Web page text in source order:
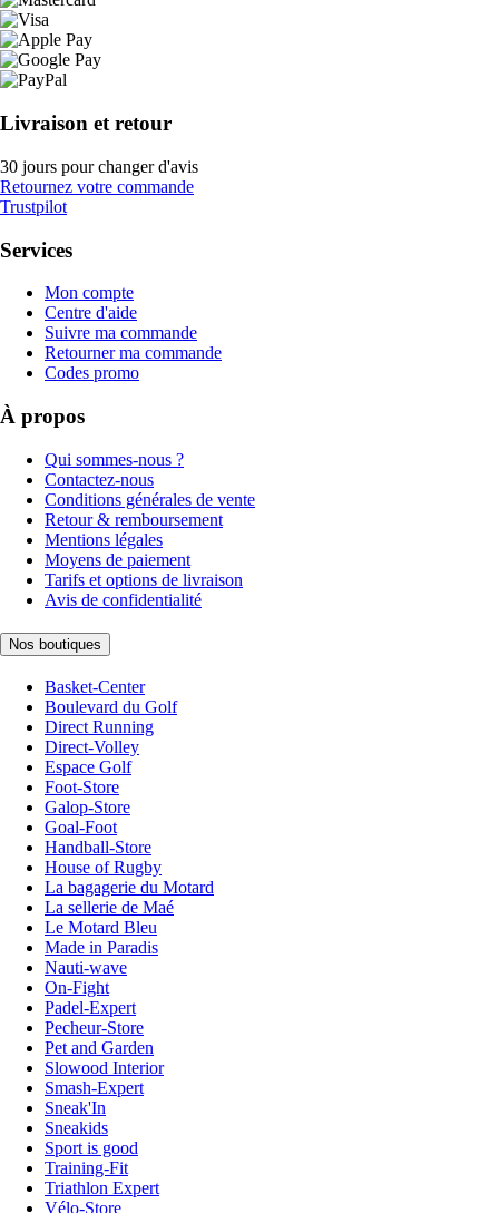
Livraison et retour
30 jours pour changer d'avis
Retournez votre commande
Trustpilot
Services
Mon compte
Centre d'aide
Suivre ma commande
Retourner ma commande
Codes promo
À propos
Qui sommes-nous ?
Contactez-nous
Conditions générales de vente
Retour & remboursement
Mentions légales
Moyens de paiement
Tarifs et options de livraison
Avis de confidentialité
Nos boutiques
Basket-Center
Boulevard du Golf
Direct Running
Direct-Volley
Espace Golf
Foot-Store
Galop-Store
Goal-Foot
Handball-Store
House of Rugby
La bagagerie du Motard
La sellerie de Maé
Le Motard Bleu
Made in Paradis
Nauti-wave
On-Fight
Padel-Expert
Pecheur-Store
Pet and Garden
Slowood Interior
Smash-Expert
Sneak'In
Sneakids
Sport is good
Training-Fit
Triathlon Expert
Vélo-Store